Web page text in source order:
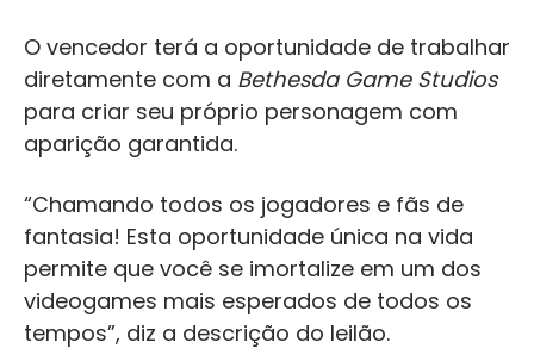
O vencedor terá a oportunidade de trabalhar
diretamente com a Bethesda Game Studios
para criar seu próprio personagem com
aparição garantida.
“Chamando todos os jogadores e fãs de
fantasia! Esta oportunidade única na vida
permite que você se imortalize em um dos
videogames mais esperados de todos os
tempos”, diz a descrição do leilão.